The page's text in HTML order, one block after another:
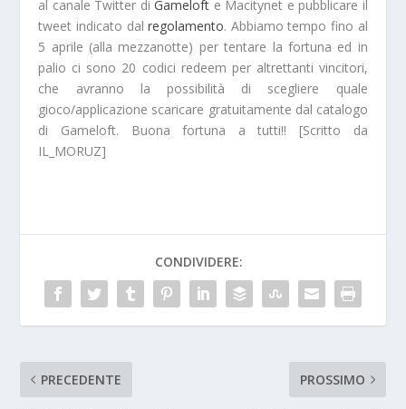
al canale Twitter diGameloft e Macitynet e pubblicare il
tweet indicato dalregolamento. Abbiamo tempo fino al
5 aprile (alla mezzanotte) per tentare la fortuna ed in
palio ci sono 20 codici redeem per altrettanti vincitori,
che avranno la possibilità di scegliere quale
gioco/applicazione scaricare gratuitamente dal catalogo
di Gameloft. Buona fortuna a tutti!! [Scritto da
IL_MORUZ]
CONDIVIDERE:
PRECEDENTE PROSSIMO